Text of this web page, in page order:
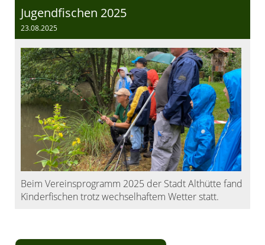
Jugendfischen 2025
23.08.2025
Beim Vereinsprogramm 2025 der Stadt Althütte fand
Kinderfischen trotz wechselhaftem Wetter statt.